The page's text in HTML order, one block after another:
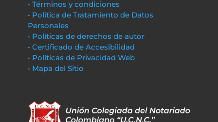
• Términos y condiciones
• Política de Tratamiento de Datos
Personales
• Políticas de derechos de autor
• Certificado de Accesibilidad
• Políticas de Privacidad Web
• Mapa del Sitio